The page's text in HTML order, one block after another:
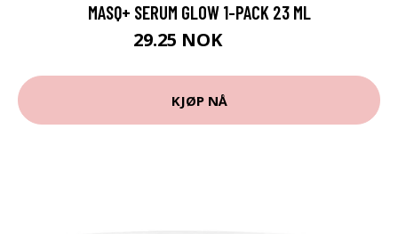
MASQ+ SERUM GLOW 1-PACK 23 ML
29.25 NOK
KJØP NÅ